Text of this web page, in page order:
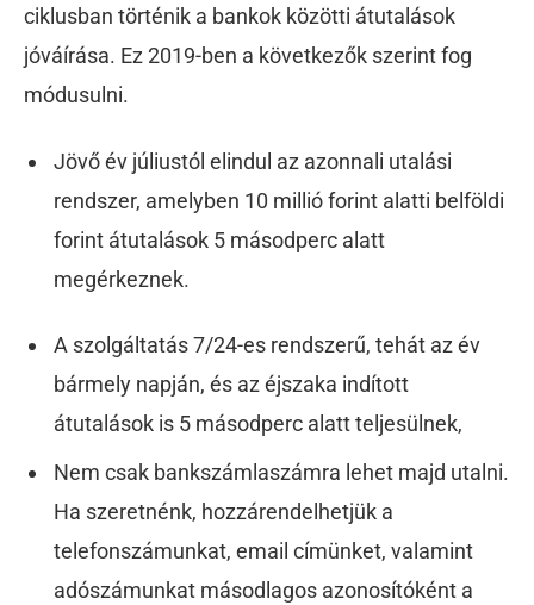
ciklusban történik a bankok közötti átutalások
jóváírása. Ez 2019-ben a következők szerint fog
módusulni.
Jövő év júliustól elindul az azonnali utalási
rendszer, amelyben 10 millió forint alatti belföldi
forint átutalások 5 másodperc alatt
megérkeznek.
A szolgáltatás 7/24-es rendszerű, tehát az év
bármely napján, és az éjszaka indított
átutalások is 5 másodperc alatt teljesülnek,
Nem csak bankszámlaszámra lehet majd utalni.
Ha szeretnénk, hozzárendelhetjük a
telefonszámunkat, email címünket, valamint
adószámunkat másodlagos azonosítóként a